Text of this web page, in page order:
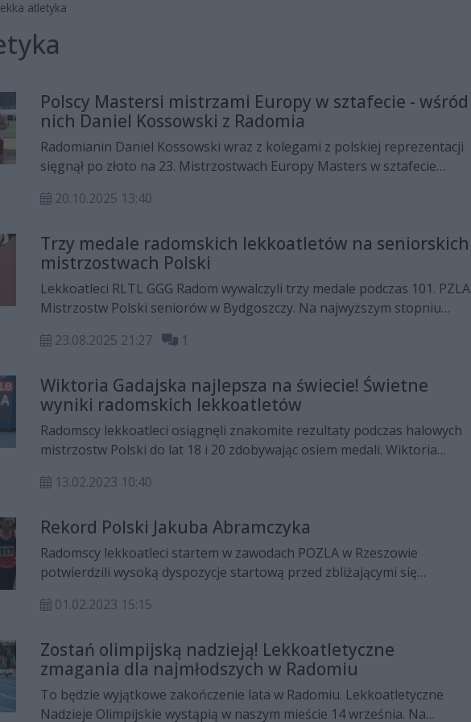
atletyka
Polscy Mastersi mistrzami Europy w sztafecie - wśród
nich Daniel Kossowski z Radomia
Radomianin Daniel Kossowski wraz z kolegami z polskiej reprezentacji
sięgnął po złoto na 23. Mistrzostwach Europy Masters w sztafecie
Polski.
20.10.2025 13:40
Trzy medale radomskich lekkoatletów na seniorskich
mistrzostwach Polski
Lekkoatleci RLTL GGG Radom wywalczyli trzy medale podczas 101. PZLA
Mistrzostw Polski seniorów w Bydgoszczy. Na najwyższym stopniu
Bajorski i Izabela Smolińska.
23.08.2025 21:27 1
Wiktoria Gadajska najlepsza na świecie! Świetne
wyniki radomskich lekkoatletów
Radomscy lekkoatleci osiągnęli znakomite rezultaty podczas halowych
mistrzostw Polski do lat 18 i 20 zdobywając osiem medali. Wiktoria
13.02.2023 10:40
Rekord Polski Jakuba Abramczyka
Radomscy lekkoatleci startem w zawodach POZLA w Rzeszowie
potwierdzili wysoką dyspozycje startową przed zbliżającymi się
01.02.2023 15:15
Zostań olimpijską nadzieją! Lekkoatletyczne
zmagania dla najmłodszych w Radomiu
To będzie wyjątkowe zakończenie lata w Radomiu. Lekkoatletyczne
Nadzieje Olimpijskie wystąpią w naszym mieście 14 września. Na